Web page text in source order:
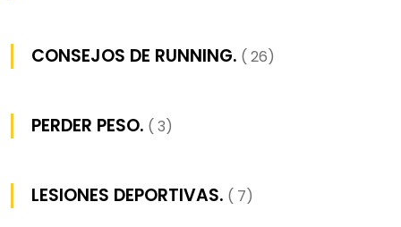
CONSEJOS DE RUNNING. ( 26)
PERDER PESO. ( 3)
LESIONES DEPORTIVAS. ( 7)